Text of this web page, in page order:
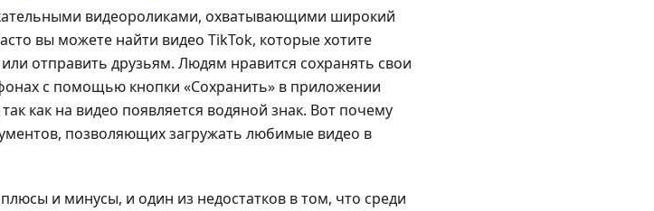
видеороликами, охватывающими широкий
вы можете найти видео TikTok, которые хотите
отправить друзьям. Людям нравится сохранять свои
с помощью кнопки «Сохранить» в приложении
как на видео появляется водяной знак. Вот почему
позволяющих загружать любимые видео в
и минусы, и один из недостатков в том, что среди